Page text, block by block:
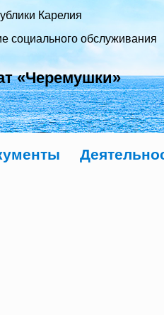
Карелия
социального обслуживания
«Черемушки»